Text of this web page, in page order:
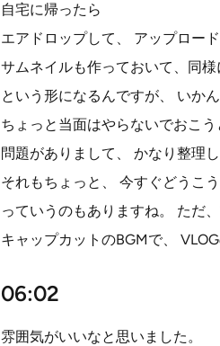
自宅に帰ったら
エアドロップして、 アップロード
サムネイルも作っておいて、同様
という形になるんですが、 いか
ちょっと当面はやらないでおこ
問題がありまして、 かなり整理
それもちょっと、 今すぐどうこ
っていうのもありますね。 ただ
キャップカットのBGMで、
06:02
雰囲気がいいなと思いました。